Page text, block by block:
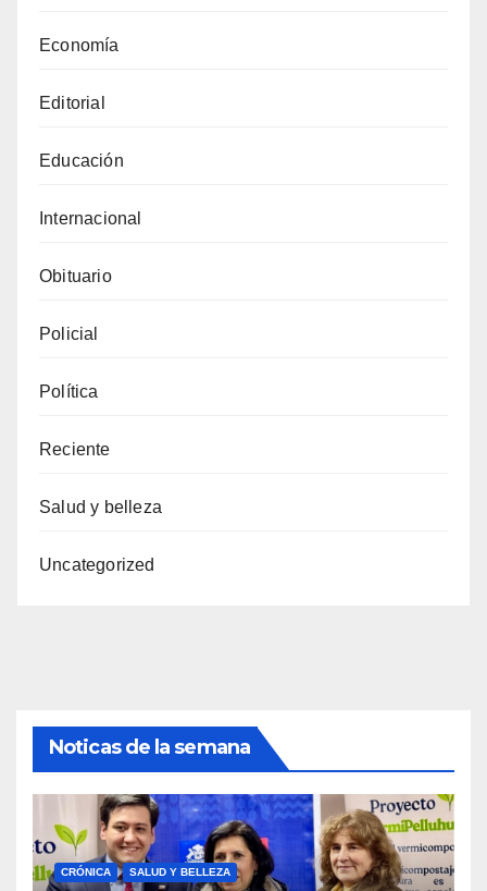
Economía
Editorial
Educación
Internacional
Obituario
Policial
Política
Reciente
Salud y belleza
Uncategorized
Noticas de la semana
CRÓNICA SALUD Y BELLEZA